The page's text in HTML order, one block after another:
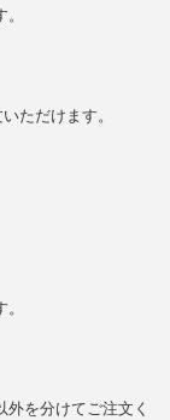
ただけます。
を分けてご注文く